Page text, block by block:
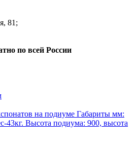
81;
по всей России
на подиуме Габариты мм:
Высота подиума: 900, высота